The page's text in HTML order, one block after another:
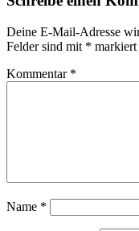
Deine E-Mail-Adresse
Felder sind mit * markiert
Kommentar *
Name *